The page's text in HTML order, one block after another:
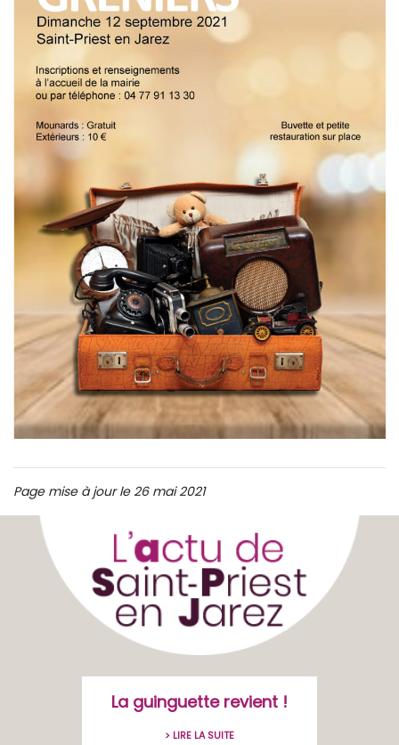
Page mise à jour le 26 mai 2021
La guinguette revient !
> LIRE LA SUITE